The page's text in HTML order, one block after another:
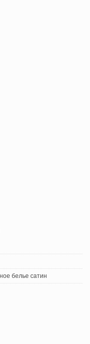
белье сатин